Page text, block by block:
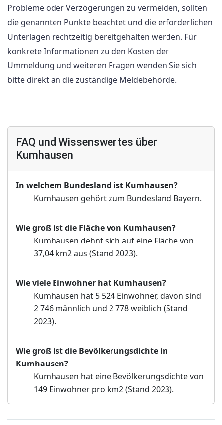
Probleme oder Verzögerungen zu vermeiden, sollten
die genannten Punkte beachtet und die erforderlichen
Unterlagen rechtzeitig bereitgehalten werden. Für
konkrete Informationen zu den Kosten der
Ummeldung und weiteren Fragen wenden Sie sich
bitte direkt an die zuständige Meldebehörde.
FAQ und Wissenswertes über
Kumhausen
In welchem Bundesland ist Kumhausen?
Kumhausen gehört zum Bundesland Bayern.
Wie groß ist die Fläche von Kumhausen?
Kumhausen dehnt sich auf eine Fläche von
37,04 km2 aus (Stand 2023).
Wie viele Einwohner hat Kumhausen?
Kumhausen hat 5 524 Einwohner, davon sind
2 746 männlich und 2 778 weiblich (Stand
2023).
Wie groß ist die Bevölkerungsdichte in
Kumhausen?
Kumhausen hat eine Bevölkerungsdichte von
149 Einwohner pro km2 (Stand 2023).